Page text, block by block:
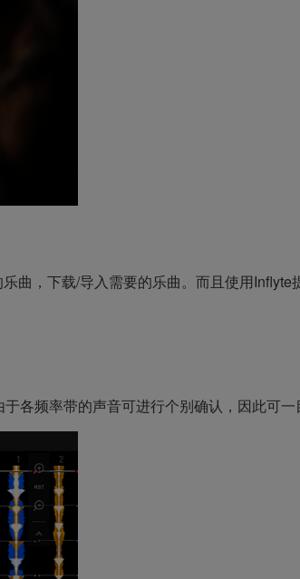
曲，下载/导入需要的乐曲。而且使用Inflyte
各频率带的声音可进行个别确认，因此可一